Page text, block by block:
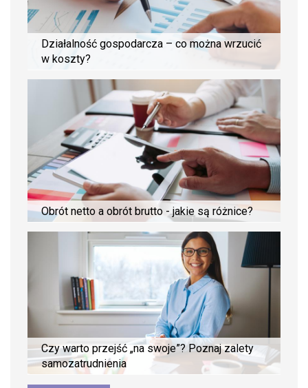
Działalność gospodarcza – co można wrzucić
w koszty?
Obrót netto a obrót brutto - jakie są różnice?
Czy warto przejść „na swoje”? Poznaj zalety
samozatrudnienia